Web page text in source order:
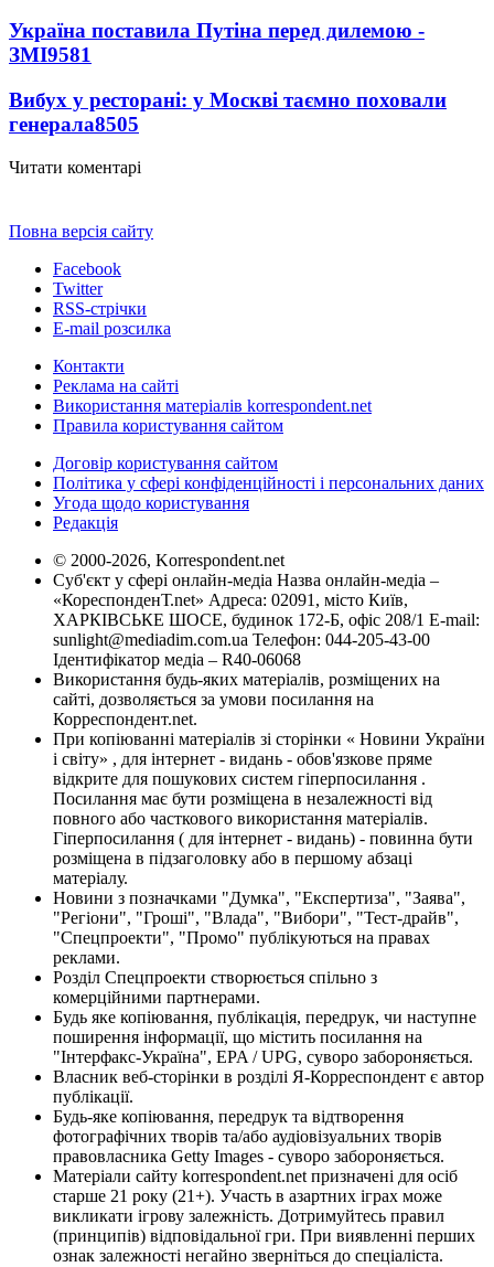
Україна поставила Путіна перед дилемою -
ЗМІ9581
Вибух у ресторані: у Москві таємно поховали
генерала8505
Читати коментарі
Повна версія сайту
Facebook
Twitter
RSS-стрічки
E-mail розсилка
Контакти
Реклама на сайті
Використання матеріалів korrespondent.net
Правила користування сайтом
Договір користування сайтом
Політика у сфері конфіденційності і персональних даних
Угода щодо користування
Редакція
© 2000-2026, Korrespondent.net
Суб'єкт у сфері онлайн-медіа Назва онлайн-медіа –
«КореспонденТ.net» Адреса: 02091, місто Київ,
ХАРКІВСЬКЕ ШОСЕ, будинок 172-Б, офіс 208/1 E-mail:
sunlight@mediadim.com.ua Телефон: 044-205-43-00
Ідентифікатор медіа – R40-06068
Використання будь-яких матеріалів, розміщених на
сайті, дозволяється за умови посилання на
Корреспондент.net.
При копіюванні матеріалів зі сторінки « Новини України
і світу» , для інтернет - видань - обов'язкове пряме
відкрите для пошукових систем гіперпосилання .
Посилання має бути розміщена в незалежності від
повного або часткового використання матеріалів.
Гіперпосилання ( для інтернет - видань) - повинна бути
розміщена в підзаголовку або в першому абзаці
матеріалу.
Новини з позначками "Думка", "Експертиза", "Заява",
"Регіони", "Гроші", "Влада", "Вибори", "Тест-драйв",
"Спецпроекти", "Промо" публікуються на правах
реклами.
Розділ Спецпроекти створюється спільно з
комерційними партнерами.
Будь яке копіювання, публікація, передрук, чи наступне
поширення інформації, що містить посилання на
"Інтерфакс-Україна", EPA / UPG, суворо забороняється.
Власник веб-сторінки в розділі Я-Корреспондент є автор
публікації.
Будь-яке копіювання, передрук та відтворення
фотографічних творів та/або аудіовізуальних творів
правовласника Getty Images - суворо забороняється.
Матеріали сайту korrespondent.net призначені для осіб
старше 21 року (21+). Участь в азартних іграх може
викликати ігрову залежність. Дотримуйтесь правил
(принципів) відповідальної гри. При виявленні перших
ознак залежності негайно зверніться до спеціаліста.